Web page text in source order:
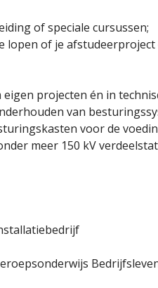
of speciale cursussen;
lopen of je afstudeerproject
projecten én in
van
voor de
meer 150 kV